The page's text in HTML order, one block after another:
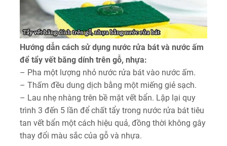
Hướng dẫn cách sử dụng nước rửa bát và nước ấm
để tẩy vết băng dính trên gỗ, nhựa:
– Pha một lượng nhỏ nước rửa bát vào nước ấm.
– Thấm đều dung dịch bằng một miếng giẻ sạch.
– Lau nhẹ nhàng trên bề mặt vết bẩn. Lặp lại quy
trình 3 đến 5 lần để chất tẩy trong nước rửa bát tiêu
tan vết bẩn một cách hiệu quả, đồng thời không gây
thay đổi màu sắc của gỗ và nhựa.